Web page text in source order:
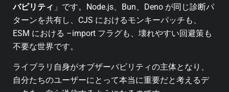
バビリティ 」です。Node.js、Bun、Deno が同じ診断パ
ターンを共有し、CJS におけるモンキーパッチも、
ESM における –import フラグも、壊れやすい回避策も
不要な世界です。
ライブラリ自身がオブザーバビリティの主体となり、
自分たちのユーザーにとって本当に重要だと考えるデ